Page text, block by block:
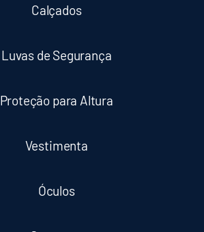
Calçados
Luvas de Segurança
Proteção para Altura
Vestimenta
Óculos